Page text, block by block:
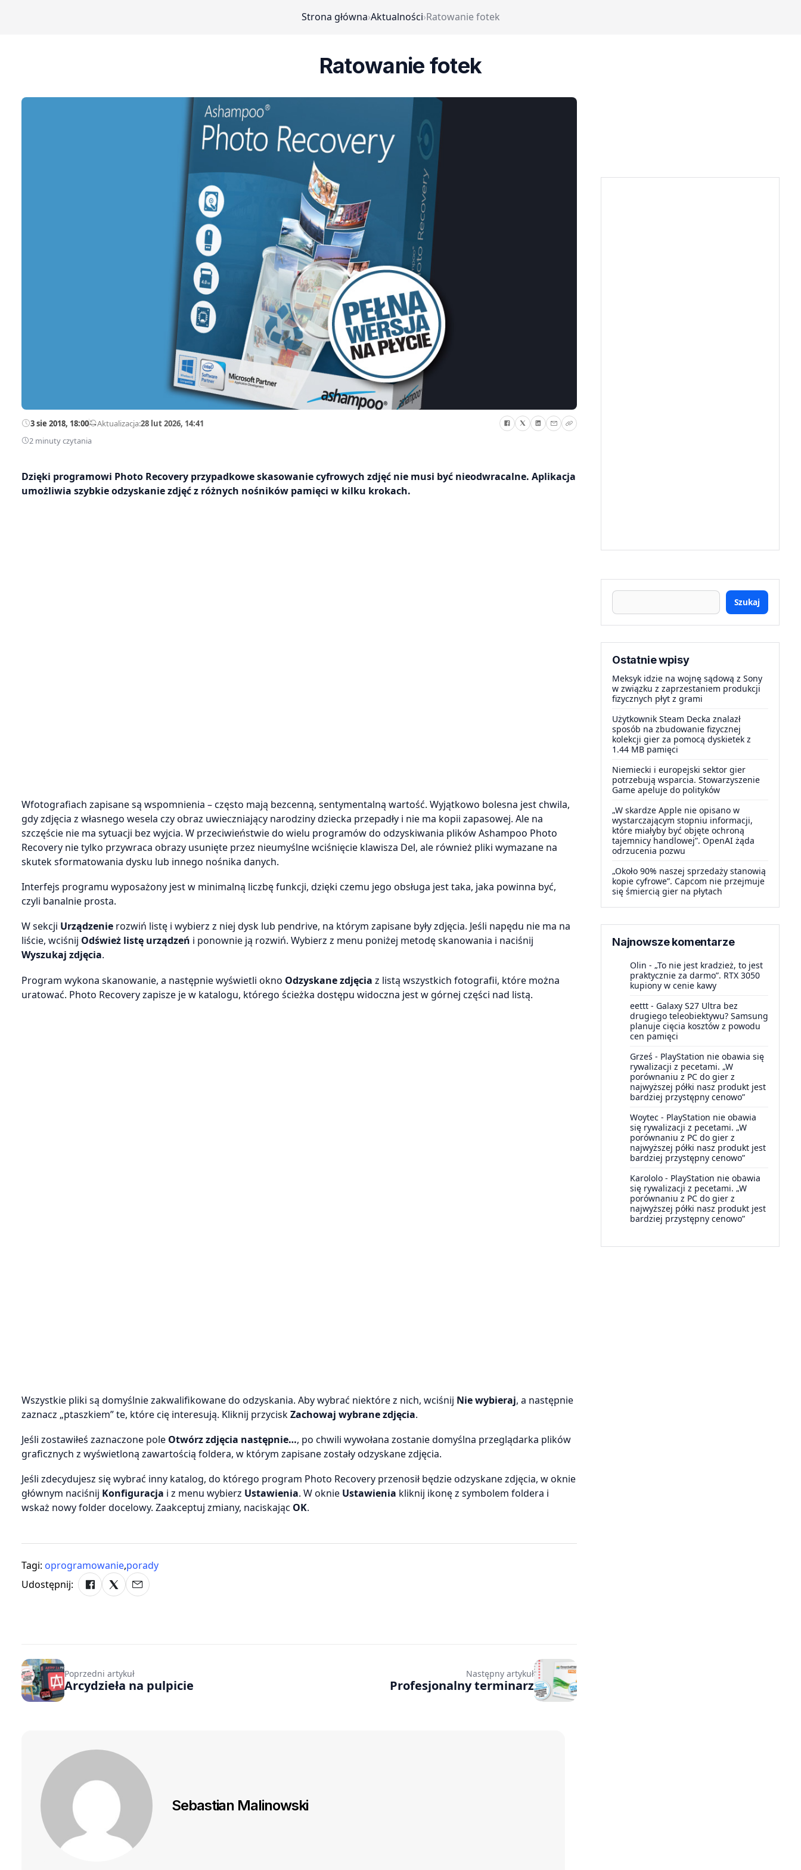
Strona główna›Aktualności›Ratowanie fotek
Ratowanie fotek
3 sie 2018, 18:00—Aktualizacja:28 lut 2026, 14:41
2 minuty czytania
Dzięki programowi Photo Recovery przypadkowe skasowanie cyfrowych zdjęć nie musi być nieodwracalne. Aplikacja
umożliwia szybkie odzyskanie zdjęć z różnych nośników pamięci w kilku krokach.
Wfotografiach zapisane są wspomnienia – często mają bezcenną, sentymentalną wartość. Wyjątkowo bolesna jest chwila,
gdy zdjęcia z własnego wesela czy obraz uwieczniający narodziny dziecka przepadły i nie ma kopii zapasowej. Ale na
szczęście nie ma sytuacji bez wyjcia. W przeciwieństwie do wielu programów do odzyskiwania plików Ashampoo Photo
Recovery nie tylko przywraca obrazy usunięte przez nieumyślne wciśnięcie klawisza Del, ale również pliki wymazane na
skutek sformatowania dysku lub innego nośnika danych.
Interfejs programu wyposażony jest w minimalną liczbę funkcji, dzięki czemu jego obsługa jest taka, jaka powinna być,
czyli banalnie prosta.
W sekcji Urządzenie rozwiń listę i wybierz z niej dysk lub pendrive, na którym zapisane były zdjęcia. Jeśli napędu nie ma na
liście, wciśnij Odśwież listę urządzeń i ponownie ją rozwiń. Wybierz z menu poniżej metodę skanowania i naciśnij
Wyszukaj zdjęcia.
Program wykona skanowanie, a następnie wyświetli okno Odzyskane zdjęcia z listą wszystkich fotografii, które można
uratować. Photo Recovery zapisze je w katalogu, którego ścieżka dostępu widoczna jest w górnej części nad listą.
Wszystkie pliki są domyślnie zakwalifikowane do odzyskania. Aby wybrać niektóre z nich, wciśnij Nie wybieraj, a następnie
zaznacz „ptaszkiem” te, które cię interesują. Kliknij przyciskZachowaj wybrane zdjęcia.
Jeśli zostawiłeś zaznaczone pole Otwórz zdjęcia następnie…, po chwili wywołana zostanie domyślna przeglądarka plików
graficznych z wyświetloną zawartością foldera, w którym zapisane zostały odzyskane zdjęcia.
Jeśli zdecydujesz się wybrać inny katalog, do którego program Photo Recovery przenosił będzie odzyskane zdjęcia, w oknie
głównym naciśnij Konfiguracja i z menu wybierz Ustawienia. W oknie Ustawienia kliknij ikonę z symbolem foldera i
wskaż nowy folder docelowy. Zaakceptuj zmiany, naciskając OK.
Tagi: oprogramowanie,porady
Udostępnij:
Szukaj
Ostatnie wpisy
Meksyk idzie na wojnę sądową z Sony
w związku z zaprzestaniem produkcji
fizycznych płyt z grami
Użytkownik Steam Decka znalazł
sposób na zbudowanie fizycznej
kolekcji gier za pomocą dyskietek z
1.44 MB pamięci
Niemiecki i europejski sektor gier
potrzebują wsparcia. Stowarzyszenie
Game apeluje do polityków
„W skardze Apple nie opisano w
wystarczającym stopniu informacji,
które miałyby być objęte ochroną
tajemnicy handlowej”. OpenAI żąda
odrzucenia pozwu
„Około 90% naszej sprzedaży stanowią
kopie cyfrowe”. Capcom nie przejmuje
się śmiercią gier na płytach
Najnowsze komentarze
Olin - „To nie jest kradzież, to jest
praktycznie za darmo”. RTX 3050
kupiony w cenie kawy
eettt - Galaxy S27 Ultra bez
drugiego teleobiektywu? Samsung
planuje cięcia kosztów z powodu
cen pamięci
Grześ - PlayStation nie obawia się
rywalizacji z pecetami. „W
porównaniu z PC do gier z
najwyższej półki nasz produkt jest
bardziej przystępny cenowo”
Woytec - PlayStation nie obawia
się rywalizacji z pecetami. „W
porównaniu z PC do gier z
najwyższej półki nasz produkt jest
bardziej przystępny cenowo”
Karololo - PlayStation nie obawia
się rywalizacji z pecetami. „W
porównaniu z PC do gier z
najwyższej półki nasz produkt jest
bardziej przystępny cenowo”
Poprzedni artykuł
Arcydzieła na pulpicie
Następny artykuł
Profesjonalny terminarz
Sebastian Malinowski